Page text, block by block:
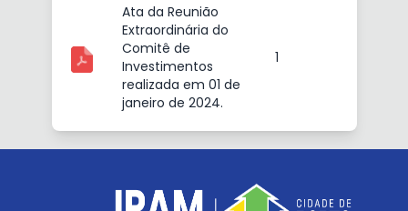
Ata da Reunião
Extraordinária do
Comitê de
Investimentos
realizada em 01 de
janeiro de 2024.
1